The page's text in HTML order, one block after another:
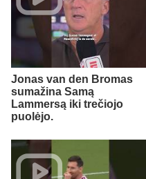
Jonas van den Bromas
sumažina Samą
Lammersą iki trečiojo
puolėjo.